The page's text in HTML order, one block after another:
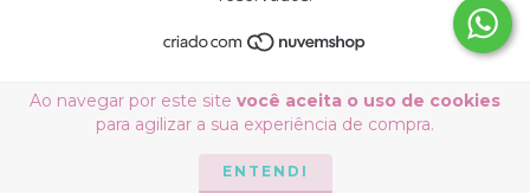
Ao navegar por este site você aceita o uso de cookies
para agilizar a sua experiência de compra.
ENTENDI